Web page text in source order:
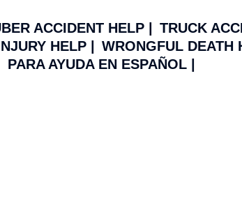
ACCIDENT HELP |
TRUCK
HELP |
WRONGFUL DEATH
PARA AYUDA EN ESPAÑOL |